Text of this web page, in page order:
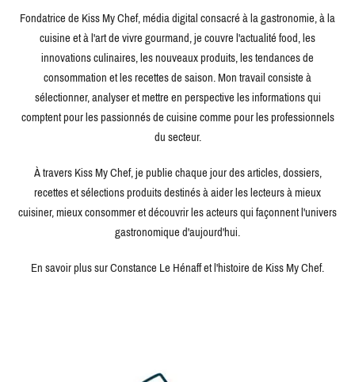
Fondatrice de Kiss My Chef, média digital consacré à la gastronomie, à la
cuisine et à l'art de vivre gourmand, je couvre l'actualité food, les
innovations culinaires, les nouveaux produits, les tendances de
consommation et les recettes de saison. Mon travail consiste à
sélectionner, analyser et mettre en perspective les informations qui
comptent pour les passionnés de cuisine comme pour les professionnels
du secteur.
À travers Kiss My Chef, je publie chaque jour des articles, dossiers,
recettes et sélections produits destinés à aider les lecteurs à mieux
cuisiner, mieux consommer et découvrir les acteurs qui façonnent l'univers
gastronomique d'aujourd'hui.
En savoir plus sur Constance Le Hénaff et l'histoire de Kiss My Chef.